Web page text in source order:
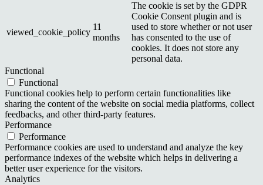
viewed_cookie_policy
11
months
The cookie is set by the GDPR
Cookie Consent plugin and is
used to store whether or not user
has consented to the use of
cookies. It does not store any
personal data.
Functional
Functional
Functional cookies help to perform certain functionalities like
sharing the content of the website on social media platforms, collect
feedbacks, and other third-party features.
Performance
Performance
Performance cookies are used to understand and analyze the key
performance indexes of the website which helps in delivering a
better user experience for the visitors.
Analytics